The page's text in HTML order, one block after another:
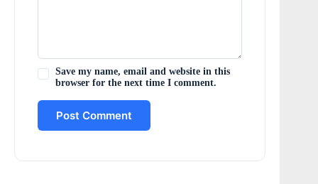
Save my name, email and website in this
browser for the next time I comment.
Post Comment